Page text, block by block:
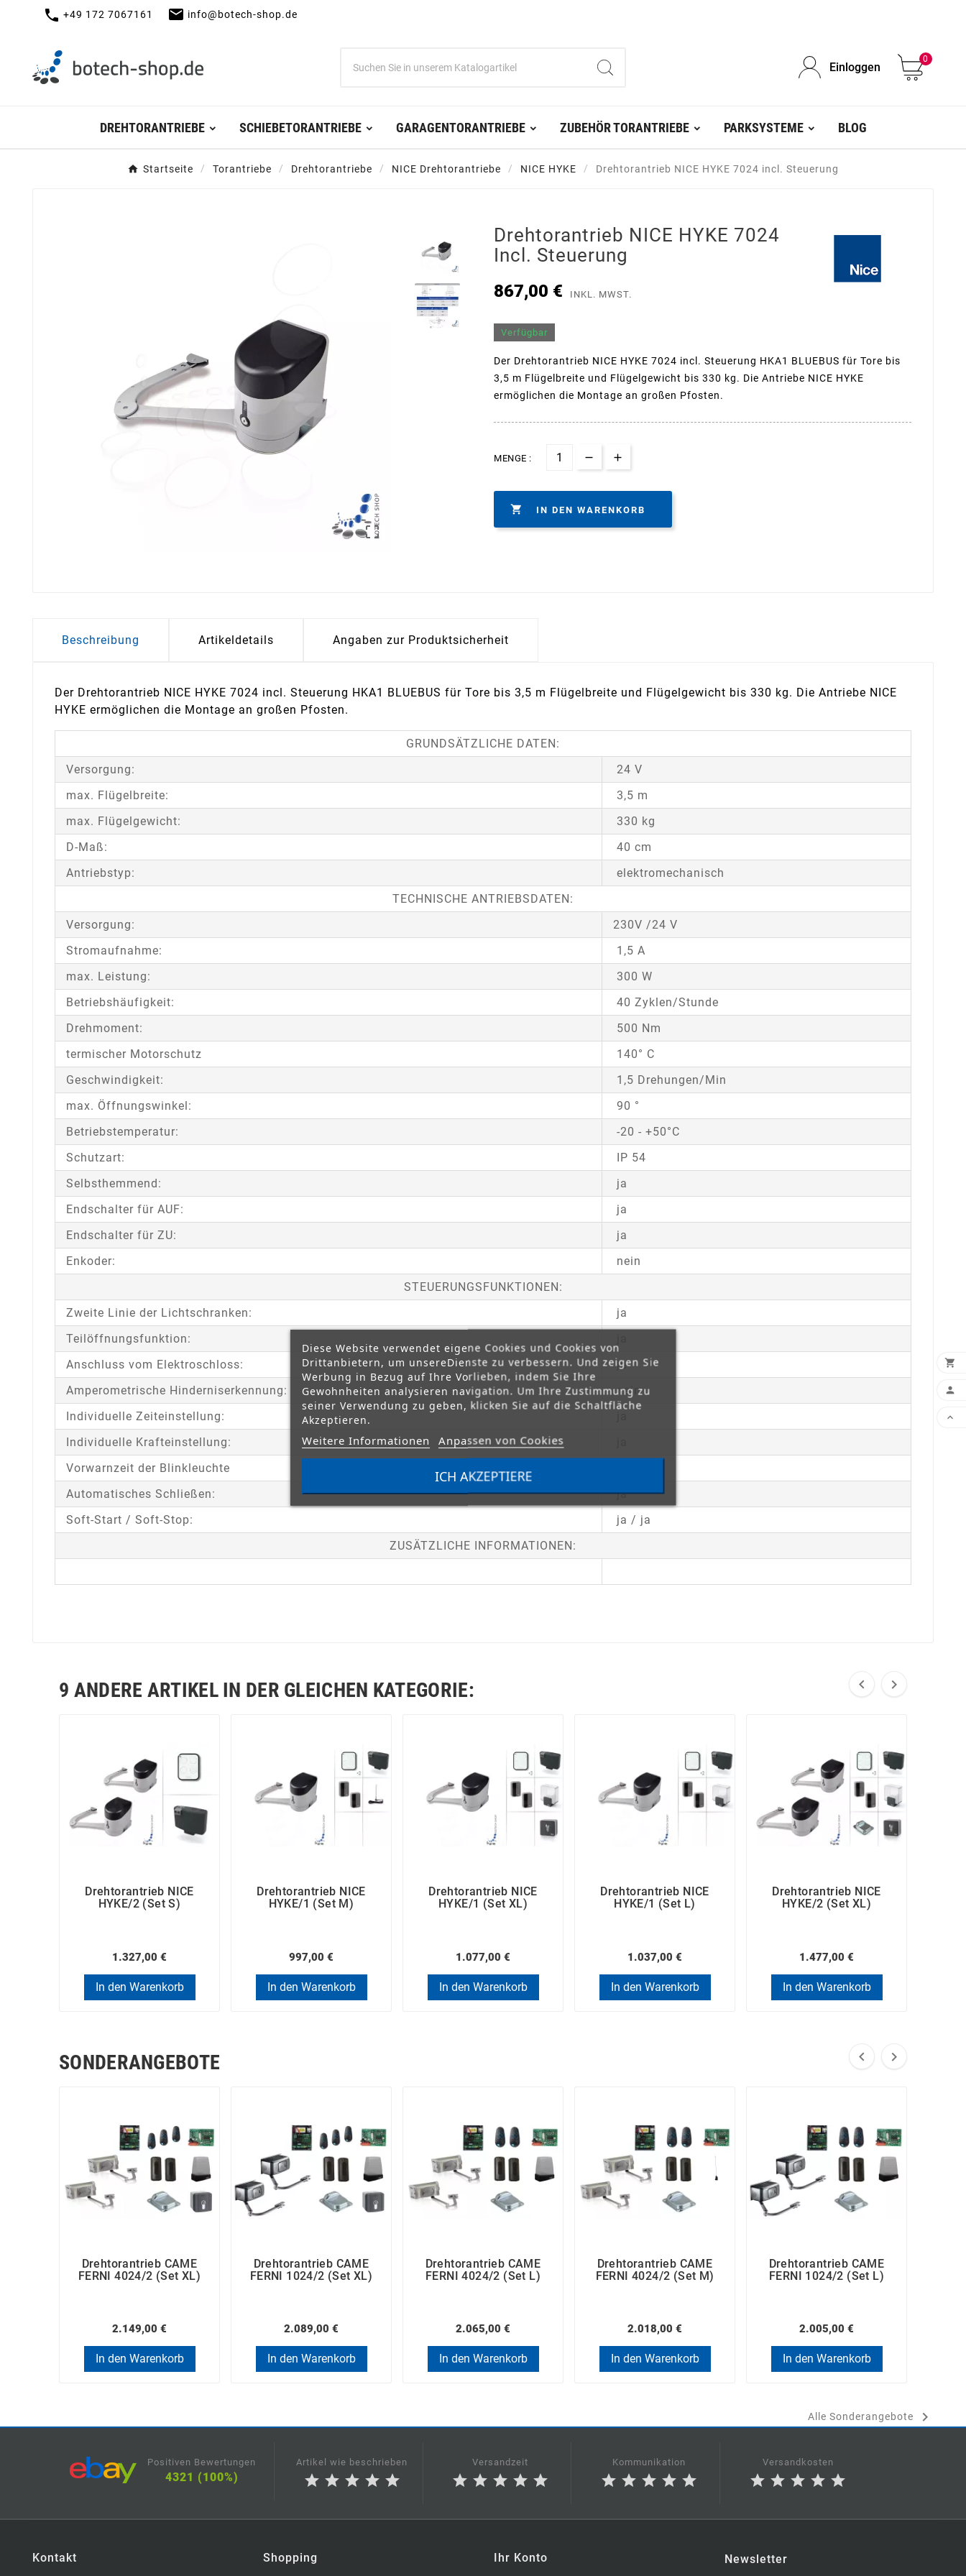
call +49 172 7067161 mail info@botech-shop.de
Einloggen
0
DREHTORANTRIEBE SCHIEBETORANTRIEBE GARAGENTORANTRIEBE ZUBEHÖR TORANTRIEBE PARKSYSTEME BLOG
Startseite Torantriebe Drehtorantriebe NICE Drehtorantriebe NICE HYKE Drehtorantrieb NICE HYKE 7024 incl. Steuerung

Drehtorantrieb NICE HYKE 7024
Incl. Steuerung
867,00 € INKL. MWST.
Verfügbar
Der Drehtorantrieb NICE HYKE 7024 incl. Steuerung HKA1 BLUEBUS für Tore bis
3,5 m Flügelbreite und Flügelgewicht bis 330 kg. Die Antriebe NICE HYKE
ermöglichen die Montage an großen Pfosten.
MENGE :
 IN DEN WARENKORB
Beschreibung Artikeldetails Angaben zur Produktsicherheit
Der Drehtorantrieb NICE HYKE 7024 incl. Steuerung HKA1 BLUEBUS für Tore bis 3,5 m Flügelbreite und Flügelgewicht bis 330 kg. Die Antriebe NICE
HYKE ermöglichen die Montage an großen Pfosten.
GRUNDSÄTZLICHE DATEN:
Versorgung:
24 V
max. Flügelbreite:
3,5 m
max. Flügelgewicht:
330 kg
D-Maß:
40 cm
Antriebstyp:
elektromechanisch
TECHNISCHE ANTRIEBSDATEN:
Versorgung:
230V /24 V
Stromaufnahme:
1,5 A
max. Leistung:
300 W
Betriebshäufigkeit:
40 Zyklen/Stunde
Drehmoment:
500 Nm
termischer Motorschutz
140° C
Geschwindigkeit:
1,5 Drehungen/Min
max. Öffnungswinkel:
90 °
Betriebstemperatur:
-20 - +50°C
Schutzart:
IP 54
Selbsthemmend:
ja
Endschalter für AUF:
ja
Endschalter für ZU:
ja
Enkoder:
nein
STEUERUNGSFUNKTIONEN:
Zweite Linie der Lichtschranken:
ja
Teilöffnungsfunktion:
Anschluss vom Elektroschloss:
ja
Amperometrische Hinderniserkennung:
nein
Individuelle Zeiteinstellung:
Individuelle Krafteinstellung:
Vorwarnzeit der Blinkleuchte
Automatisches Schließen:
ja
Soft-Start / Soft-Stop:
ja / ja
ZUSÄTZLICHE INFORMATIONEN:
9 ANDERE ARTIKEL IN DER GLEICHEN KATEGORIE:  
Drehtorantrieb NICE
HYKE/2 (Set S)
1.327,00 €
In den Warenkorb
Drehtorantrieb NICE
HYKE/1 (Set M)
997,00 €
In den Warenkorb
Drehtorantrieb NICE
HYKE/1 (Set XL)
1.077,00 €
In den Warenkorb
Drehtorantrieb NICE
HYKE/1 (Set L)
1.037,00 €
In den Warenkorb
Drehtorantrieb NICE
HYKE/2 (Set XL)
1.477,00 €
In den Warenkorb
SONDERANGEBOTE  
Drehtorantrieb CAME
FERNI 4024/2 (Set XL)
2.149,00 €
In den Warenkorb
Drehtorantrieb CAME
FERNI 1024/2 (Set XL)
2.089,00 €
In den Warenkorb
Drehtorantrieb CAME
FERNI 4024/2 (Set L)
2.065,00 €
In den Warenkorb
Drehtorantrieb CAME
FERNI 4024/2 (Set M)
2.018,00 €
In den Warenkorb
Drehtorantrieb CAME
FERNI 1024/2 (Set L)
2.005,00 €
In den Warenkorb
Alle Sonderangebote 
Positiven Bewertungen
4321 (100%)
Artikel wie beschrieben
star star star star star
Versandzeit
star star star star star
Kommunikation
star star star star star
Versandkosten
star star star star star
Kontakt Shopping Ihr Konto Newsletter
Diese Website verwendet eigene Cookies und Cookies von
Drittanbietern, um unsereDienste zu verbessern. Und zeigen Sie
Werbung in Bezug auf Ihre Vorlieben, indem Sie Ihre
Gewohnheiten analysieren navigation. Um Ihre Zustimmung zu
seiner Verwendung zu geben, klicken Sie auf die Schaltfläche
Akzeptieren.
Weitere Informationen Anpassen von Cookies
ICH AKZEPTIERE


